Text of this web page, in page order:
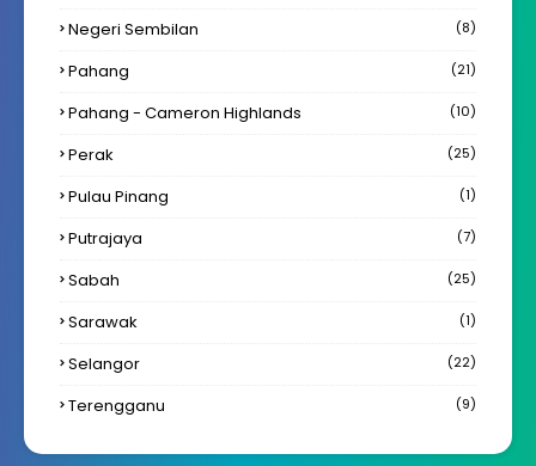
Negeri Sembilan (8)
Pahang (21)
Pahang - Cameron Highlands (10)
Perak (25)
Pulau Pinang (1)
Putrajaya (7)
Sabah (25)
Sarawak (1)
Selangor (22)
Terengganu (9)